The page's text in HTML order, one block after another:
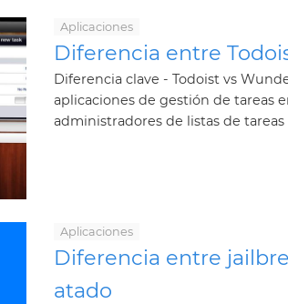
Aplicaciones
Diferencia entre
Diferencia clave - Todoist vs
aplicaciones de gestión de tareas
administradores de listas de
Aplicaciones
Diferencia entre
atado